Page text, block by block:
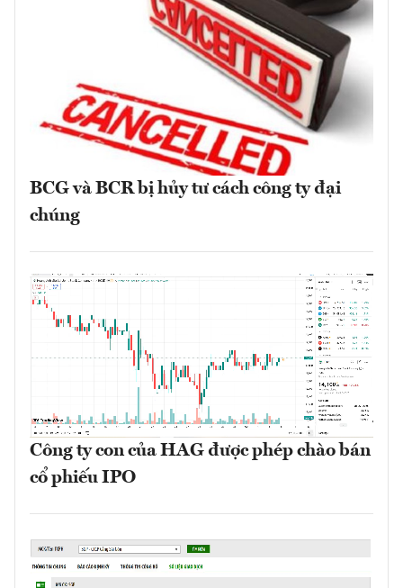
BCG và BCR bị hủy tư cách công ty đại
chúng
Công ty con của HAG được phép chào bán
cổ phiếu IPO